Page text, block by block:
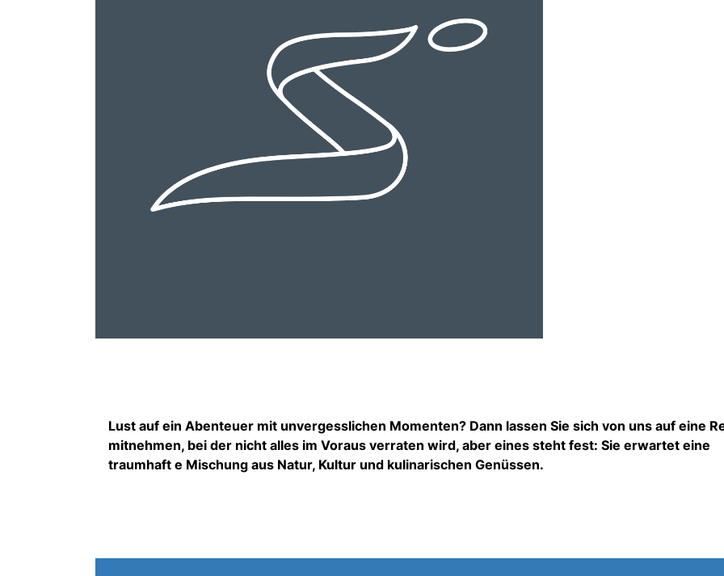
Lust auf ein Abenteuer mit unvergesslichen Momenten? Dann lassen Sie sich von uns auf eine
mitnehmen, bei der nicht alles im Voraus verraten wird, aber eines steht fest: Sie erwartet eine
traumhaft e Mischung aus Natur, Kultur und kulinarischen Genüssen.